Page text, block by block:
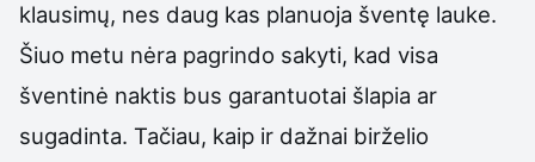
klausimų, nes daug kas planuoja šventę lauke.
Šiuo metu nėra pagrindo sakyti, kad visa
šventinė naktis bus garantuotai šlapia ar
sugadinta. Tačiau, kaip ir dažnai birželio